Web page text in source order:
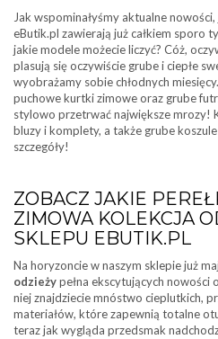
Jak wspominałyśmy aktualne
eButik.pl zawierają już całkiem sporo
jakie modele możecie liczyć? Cóż,
plasują się oczywiście grube i ciepłe
wyobrażamy sobie chłodnych
puchowe kurtki zimowe oraz grube
stylowo przetrwać największe mrozy!
bluzy i komplety, a także grube
szczegóły!
ZOBACZ JAKIE
ZIMOWA KOLEKCJA
SKLEPU EBUTIK.PL
Na horyzoncie w naszym sklepie już
odzieżypełna ekscytujących
niej znajdziecie mnóstwo cieplutkich,
materiałów, które zapewnią totalne
teraz jak wygląda przedsmak